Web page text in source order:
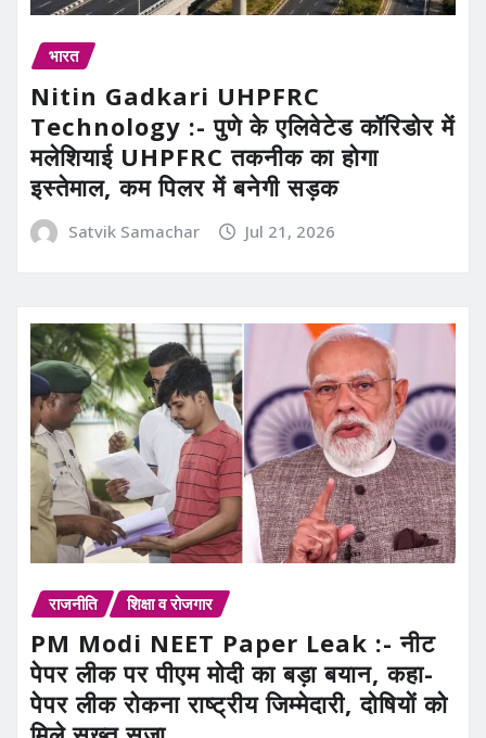
भारत
Nitin Gadkari UHPFRC
Technology :- पुणे के एलिवेटेड कॉरिडोर में
मलेशियाई UHPFRC तकनीक का होगा
इस्तेमाल, कम पिलर में बनेगी सड़क
Satvik Samachar Jul 21, 2026
राजनीति शिक्षा व रोजगार
PM Modi NEET Paper Leak :- नीट
पेपर लीक पर पीएम मोदी का बड़ा बयान, कहा-
पेपर लीक रोकना राष्ट्रीय जिम्मेदारी, दोषियों को